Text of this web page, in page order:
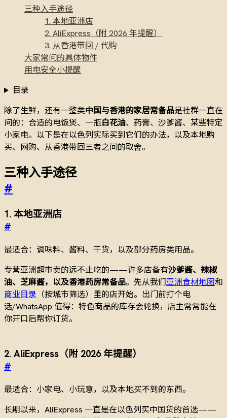
三种入手途径
1. 本地亚洲店
2. AliExpress（附 2026 年提醒）
3. 从香港带回 / 代购
大家常问的具体物件
用电安全小提醒
目录
除了生鲜，还有一整类中国与香港的家居常备品是社群一直在
问的：合适的电饭煲、一瓶白花油、药膏、沙爹酱、某些特定
小家电。以下是在以色列实际买到它们的办法，以及本地购
买、网购、从香港带回三者之间的取舍。
三种入手途径
#
1. 本地亚洲店
#
最适合：调味料、酱料、干货，以及部分药房类用品。
专营亚洲超市卖的远不止吃的——许多店备有沙爹酱、辣椒
油、芝麻酱，以及香港药房常备品。先从我们亚洲食材地图和
商业目录 （按城市筛选）里的店开始。出门前打个电
话/WhatsApp 值得：特色商品的库存会轮换，店主常常能在
你开口后帮你订货。
2. AliExpress（附 2026 年提醒）
#
最适合：小家电、小玩意，以及本地买不到的东西。
长期以来，AliExpress 一直是在以色列买中国货的首选——